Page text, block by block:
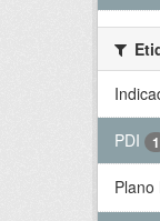
PDI 1
Plano